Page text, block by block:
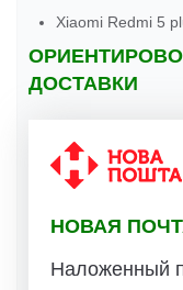
Xiaomi Redmi 5
ДОСТАВКИ
НОВАЯ
Наложенный